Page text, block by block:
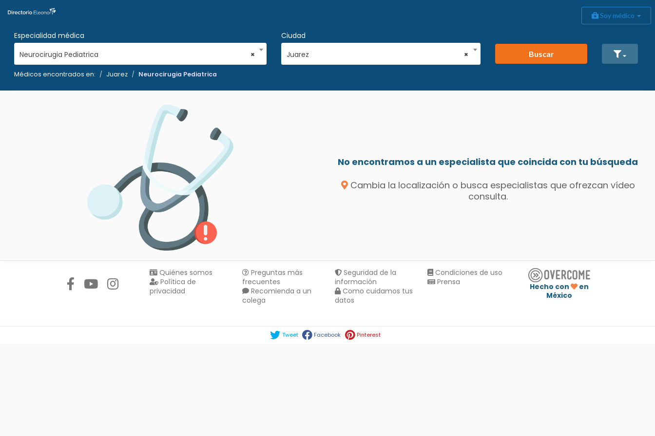
Soy médico
Especialidad médica
×
Neurocirugia Pediatrica
Ciudad
×
Juarez Buscar
Médicos encontrados en: Juarez Neurocirugia Pediatrica
No encontramos a un especialista que coincida con tu búsqueda
Cambia la localización o busca especialistas que ofrezcan vídeo
consulta.
Quiénes somos
Política de
privacidad
Preguntas más
frecuentes
Recomienda a un
colega
Seguridad de la
información
Como cuidamos tus
datos
Condiciones de uso
Prensa
Hecho con
en
México
Tweet Facebook Pinterest